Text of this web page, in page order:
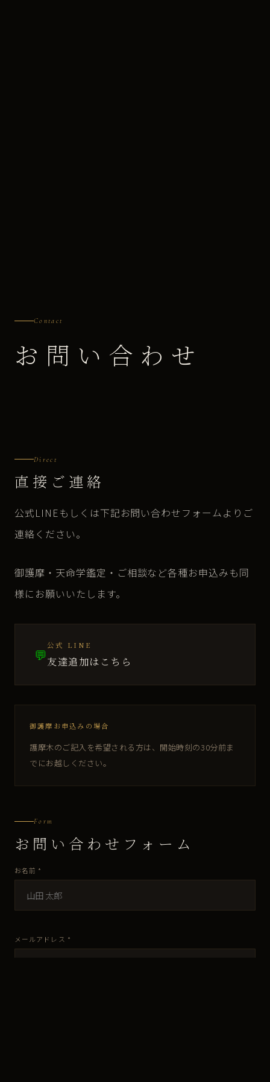
Contact
お問い合わせ
Direct
直接ご連絡
公式LINEもしくは下記お問い合わせフォームよりご
連絡ください。
御護摩・天命学鑑定・ご相談など各種お申込みも同
様にお願いいたします。
💬
公式 LINE
友達追加はこちら
御護摩お申込みの場合
護摩木のご記入を希望される方は、開始時刻の30分前ま
でにお越しください。
Form
お問い合わせフォーム
お名前 *
メールアドレス *